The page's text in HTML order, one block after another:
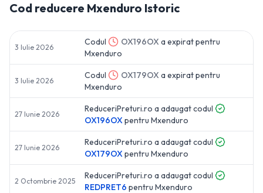
Cod reducere Mxenduro Istoric
3 Iulie 2026
Codul OX196OX a expirat pentru
Mxenduro
3 Iulie 2026
Codul OX179OX a expirat pentru
Mxenduro
27 Iunie 2026
ReduceriPreturi.ro a adaugat codul
OX196OXpentru Mxenduro
27 Iunie 2026
ReduceriPreturi.ro a adaugat codul
OX179OXpentru Mxenduro
2 Octombrie 2025
ReduceriPreturi.ro a adaugat codul
REDPRET6 pentru Mxenduro